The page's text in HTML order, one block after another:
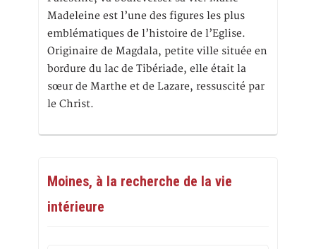
Madeleine est l’une des figures les plus
emblématiques de l’histoire de l’Eglise.
Originaire de Magdala, petite ville située en
bordure du lac de Tibériade, elle était la
sœur de Marthe et de Lazare, ressuscité par
le Christ.
Moines, à la recherche de la vie
intérieure